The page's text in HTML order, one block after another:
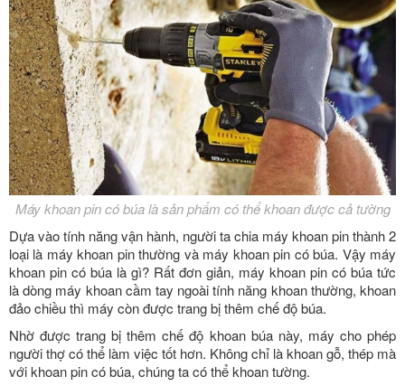
Máy khoan pin có búa là sản phẩm có thể khoan được cả tường
Dựa vào tính năng vận hành, người ta chia máy khoan pin thành 2
loại là máy khoan pin thường và máy khoan pin có búa. Vậy máy
khoan pin có búa là gì? Rất đơn giản, máy khoan pin có búa tức
là dòng máy khoan cầm tay ngoài tính năng khoan thường, khoan
đảo chiều thì máy còn được trang bị thêm chế độ búa.
Nhờ được trang bị thêm chế độ khoan búa này, máy cho phép
người thợ có thể làm việc tốt hơn. Không chỉ là khoan gỗ, thép mà
với khoan pin có búa, chúng ta có thể khoan tường.